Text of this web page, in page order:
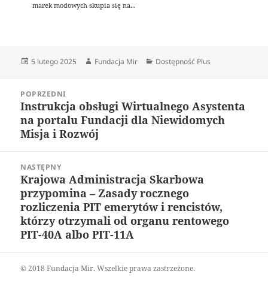
marek modowych skupia się na...
Data
5 lutego 2025 Autor
Fundacja Mir Kategorie
Dostępność Plus
wpisuPOPRZEDNI
Poprzedni
wpis:
Instrukcja obsługi Wirtualnego Asystenta
na portalu Fundacji dla Niewidomych
Misja i Rozwój
NASTĘPNY
Następny
wpis:
Krajowa Administracja Skarbowa
przypomina – Zasady rocznego
rozliczenia PIT emerytów i rencistów,
którzy otrzymali od organu rentowego
PIT-40A albo PIT-11A
© 2018 Fundacja Mir. Wszelkie prawa zastrzeżone.